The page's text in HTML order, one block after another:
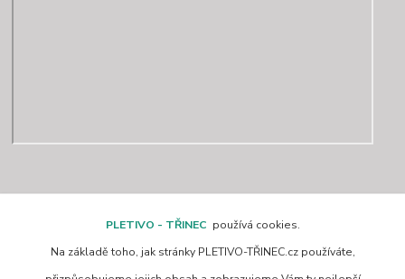
www.pletivo-trinec.cz
PLETIVO - TŘINEC používá cookies.
Na základě toho, jak stránky PLETIVO-TŘINEC.cz používáte,